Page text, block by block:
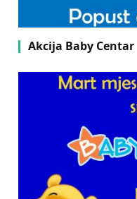
Akcija Baby Centar